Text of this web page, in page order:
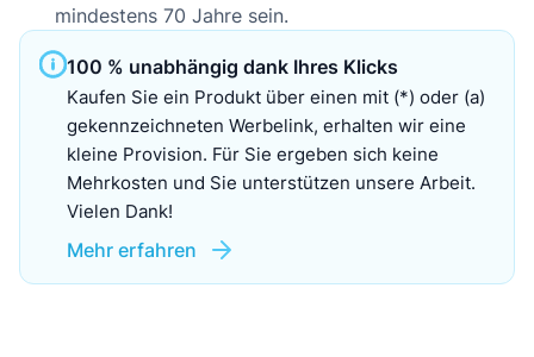
mindestens 70 Jahre sein.
100 % unabhängig dank Ihres Klicks
Kaufen Sie ein Produkt über einen mit (*) oder (a)
gekennzeichneten Werbelink, erhalten wir eine
kleine Provision. Für Sie ergeben sich keine
Mehrkosten und Sie unterstützen unsere Arbeit.
Vielen Dank!
Mehr erfahren